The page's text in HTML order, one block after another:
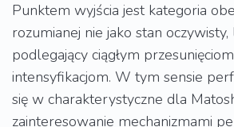
Punktem wyjścia jest kategoria
rozumianej nie jako stan
podlegający ciągłym
intensyfikacjom. W tym sensie
się w charakterystyczne dla
zainteresowanie mechanizmami